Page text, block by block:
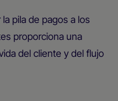
pila de pagos a los
proporciona una
del cliente y del flujo